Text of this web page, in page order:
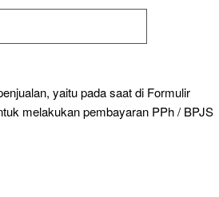
yaitu pada saat di Formulir
melakukan pembayaran PPh / BPJS